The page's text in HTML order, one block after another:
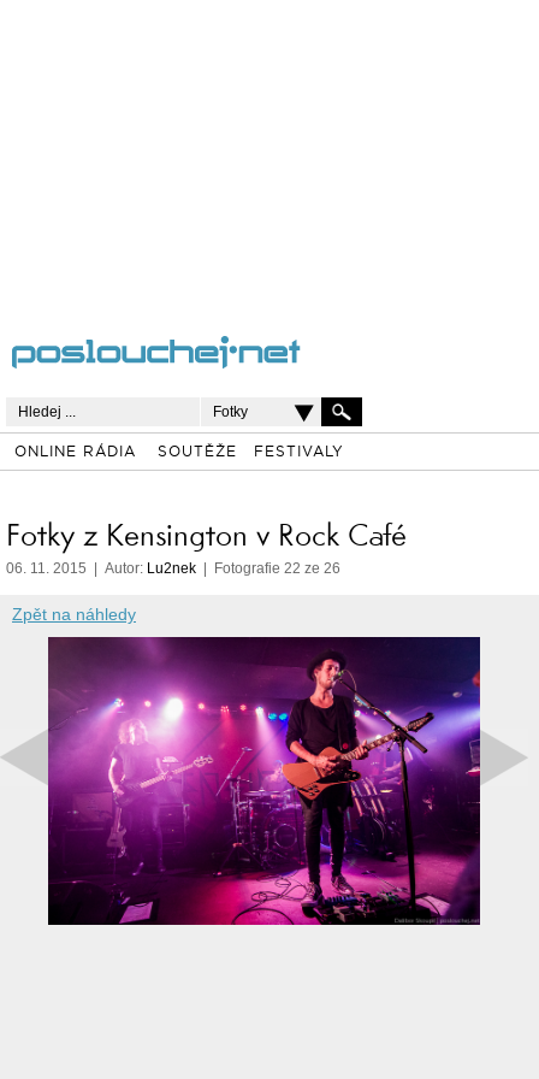
Fotky
ONLINE RÁDIA SOUTĚŽE FESTIVALY
Fotky z Kensington v Rock Café
06. 11. 2015 | Autor: Lu2nek | Fotografie 22 ze 26
Zpět na náhledy